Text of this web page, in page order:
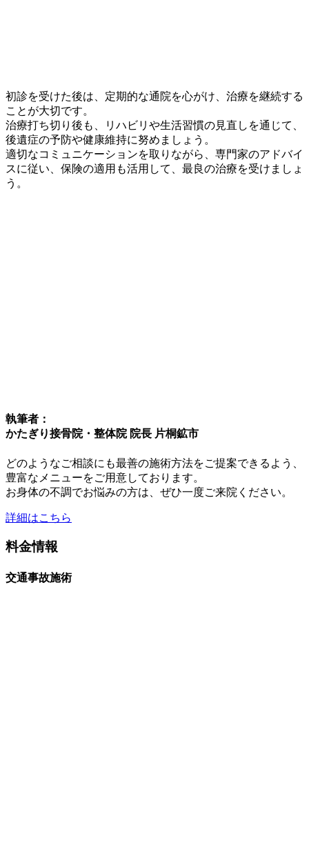
初診を受けた後は、定期的な通院を心がけ、治療を継続する
ことが大切です。
治療打ち切り後も、リハビリや生活習慣の見直しを通じて、
後遺症の予防や健康維持に努めましょう。
適切なコミュニケーションを取りながら、専門家のアドバイ
スに従い、保険の適用も活用して、最良の治療を受けましょ
う。
執筆者：
かたぎり接骨院・整体院 院長 片桐鉱市
どのようなご相談にも最善の施術方法をご提案できるよう、
豊富なメニューをご用意しております。
お身体の不調でお悩みの方は、ぜひ一度ご来院ください。
詳細はこちら
料金情報
交通事故施術